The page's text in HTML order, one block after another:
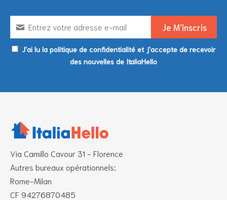
J'ai lu la politique de confidentialité et j'accepte de recevoir
des nouvelles de ItaliaHello
Via Camillo Cavour 31 - Florence
Autres bureaux opérationnels:
Rome-Milan
CF 94276870485